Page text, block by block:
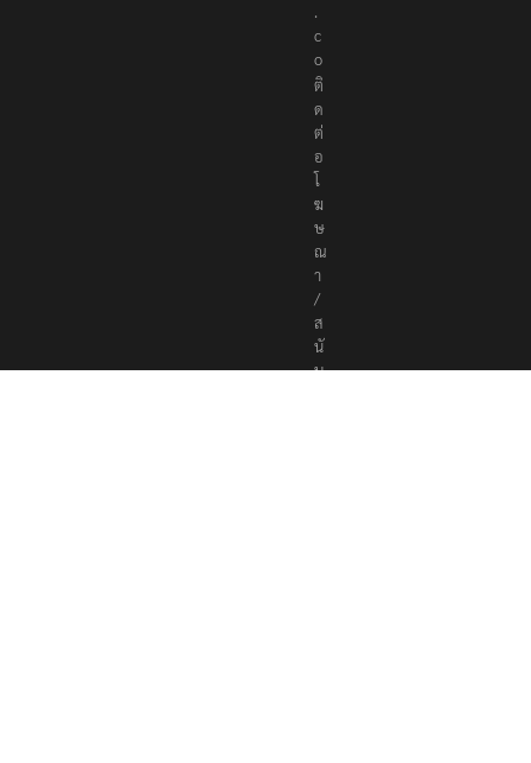
.
c
o
ติ
ด
ต่
อ
โ
ฆ
ษ
ณ
า
/
ส
นั
บ